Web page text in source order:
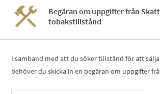
Tingsryds
kommun
Begäran om uppgifter från
tobakstillstånd
I samband med att du söker tillstånd för att
behöver du skicka in en begäran om uppgifter